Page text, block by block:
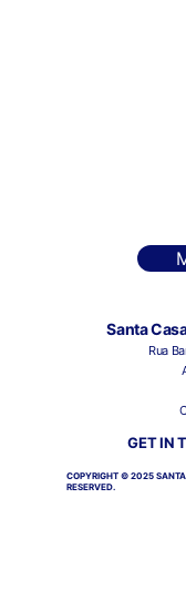
Santa
Rua
GET IN
COPYRIGHT © 2025
RESERVED.